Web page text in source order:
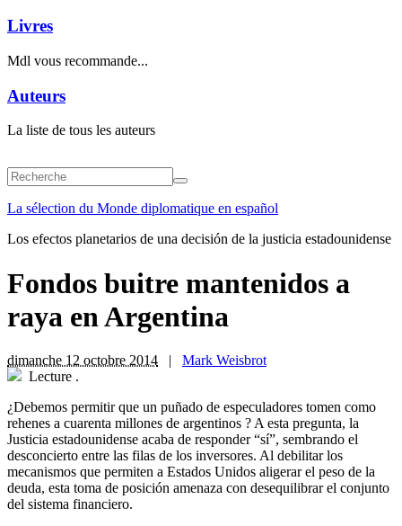
Livres
Mdl vous recommande...
Auteurs
La liste de tous les auteurs
La sélection du Monde diplomatique en español
Los efectos planetarios de una decisión de la justicia estadounidense
Fondos buitre mantenidos a
raya en Argentina
dimanche 12 octobre 2014 | Mark Weisbrot
Lecture .
¿Debemos permitir que un puñado de especuladores tomen como
rehenes a cuarenta millones de argentinos ? A esta pregunta, la
Justicia estadounidense acaba de responder “sí”, sembrando el
desconcierto entre las filas de los inversores. Al debilitar los
mecanismos que permiten a Estados Unidos aligerar el peso de la
deuda, esta toma de posición amenaza con desequilibrar el conjunto
del sistema financiero.